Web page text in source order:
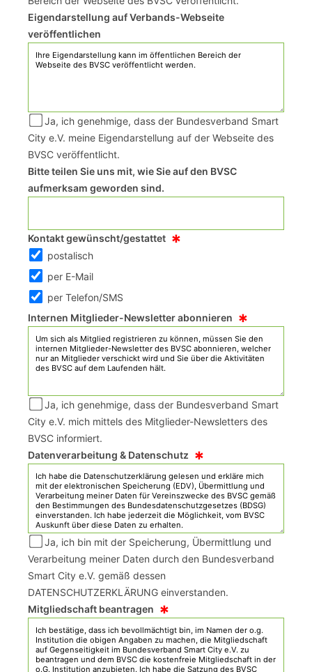
Eigendarstellung auf Verbands-Webseite
veröffentlichen
Ja, ich genehmige, dass der Bundesverband Smart
City e.V. meine Eigendarstellung auf der Webseite des
BVSC veröffentlicht.
Bitte teilen Sie uns mit, wie Sie auf den BVSC
aufmerksam geworden sind.
Kontakt gewünscht/gestattet *
postalisch
per E-Mail
per Telefon/SMS
Internen Mitglieder-Newsletter abonnieren*
Ja, ich genehmige, dass der Bundesverband Smart
City e.V. mich mittels des Mitglieder-Newsletters des
BVSC informiert.
Datenverarbeitung & Datenschutz*
Ja, ich bin mit der Speicherung, Übermittlung und
Verarbeitung meiner Daten durch den Bundesverband
Smart City e.V. gemäß dessen
DATENSCHUTZERKLÄRUNG einverstanden.
Mitgliedschaft beantragen*